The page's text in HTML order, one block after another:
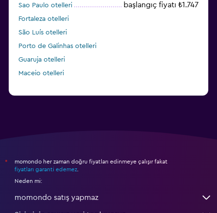
Sao Paulo otelleri
başlangıç fiyatı ₺1.747
Fortaleza otelleri
São Luís otelleri
Porto de Galinhas otelleri
Guaruja otelleri
Maceio otelleri
*
momondo her zaman doğru fiyatları edinmeye çalışır fakat
fiyatları garanti edemez
Neden mi:
momondo satış yapmaz